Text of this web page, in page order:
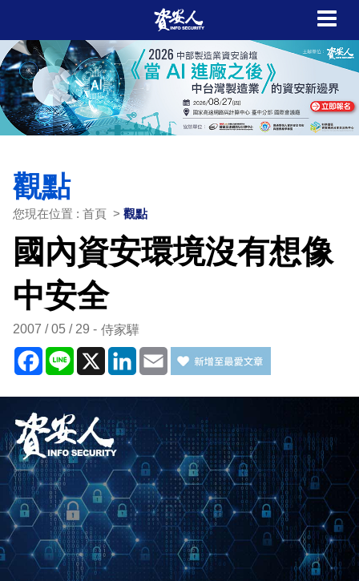
觀點
您現在位置 : 首頁 > 觀點
國內資安環境沒有想像
中安全
2007 / 05 / 29 侍家驊
Facebook
Line X LinkedIn
Email